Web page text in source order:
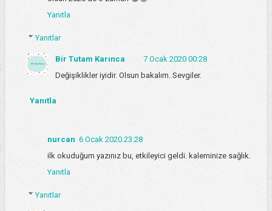
Yanıtla
Yanıtlar
Bir Tutam Karınca
7 Ocak 2020 00:28
Değişiklikler iyidir. Olsun bakalım. Sevgiler.
Yanıtla
nurcan 6 Ocak 2020 23:28
ilk okuduğum yazınız bu, etkileyici geldi. kaleminize sağlık.
Yanıtla
Yanıtlar